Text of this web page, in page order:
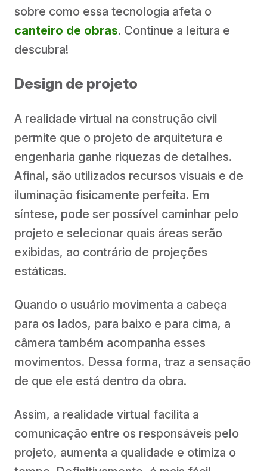
sobre como essa tecnologia afeta o
canteiro de obras. Continue a leitura e
descubra!
Design de projeto
A realidade virtual na construção civil
permite que o projeto de arquitetura e
engenharia ganhe riquezas de detalhes.
Afinal, são utilizados recursos visuais e de
iluminação fisicamente perfeita. Em
síntese, pode ser possível caminhar pelo
projeto e selecionar quais áreas serão
exibidas, ao contrário de projeções
estáticas.
Quando o usuário movimenta a cabeça
para os lados, para baixo e para cima, a
câmera também acompanha esses
movimentos. Dessa forma, traz a sensação
de que ele está dentro da obra.
Assim, a realidade virtual facilita a
comunicação entre os responsáveis pelo
projeto, aumenta a qualidade e otimiza o